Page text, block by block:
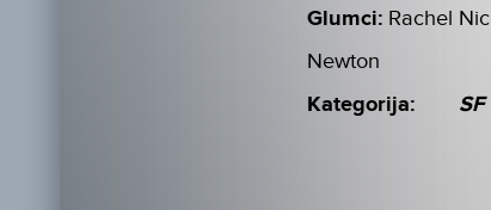
Glumci: Rachel
Newton
Kategorija: SF